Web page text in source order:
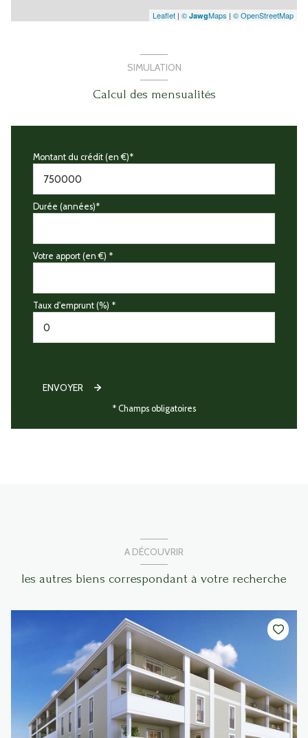
Leaflet | © JawgMaps | © OpenStreetMap
SIMULATION
Calcul des mensualités
Montant du crédit (en €)*
Durée (années)*
Votre apport (en €) *
Taux d'emprunt (%) *
ENVOYER
* Champs obligatoires
A DÉCOUVRIR
les autres biens correspondant à votre recherche